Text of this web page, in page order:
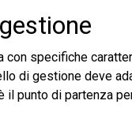
con specifiche
di gestione deve
punto di partenza